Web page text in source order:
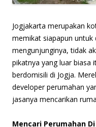
Jogjakarta merupakan
memikat siapapun untuk
mengunjunginya, tidak
pikatnya yang luar biasa
berdomisili di Jogja.
developer perumahan
jasanya mencarikan
Mencari Perumahan